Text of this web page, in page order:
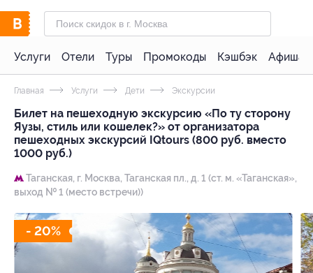
Услуги Отели Туры Промокоды Кэшбэк Афиша
Главная Услуги Дети Экскурсии
Билет на пешеходную экскурсию «По ту сторону
Яузы, стиль или кошелек?» от организатора
пешеходных экскурсий IQtours (800 руб. вместо
1000 руб.)
Таганская, г. Москва, Таганская пл., д. 1 (ст. м. «Таганская»,
выход № 1 (место встречи))
- 20%